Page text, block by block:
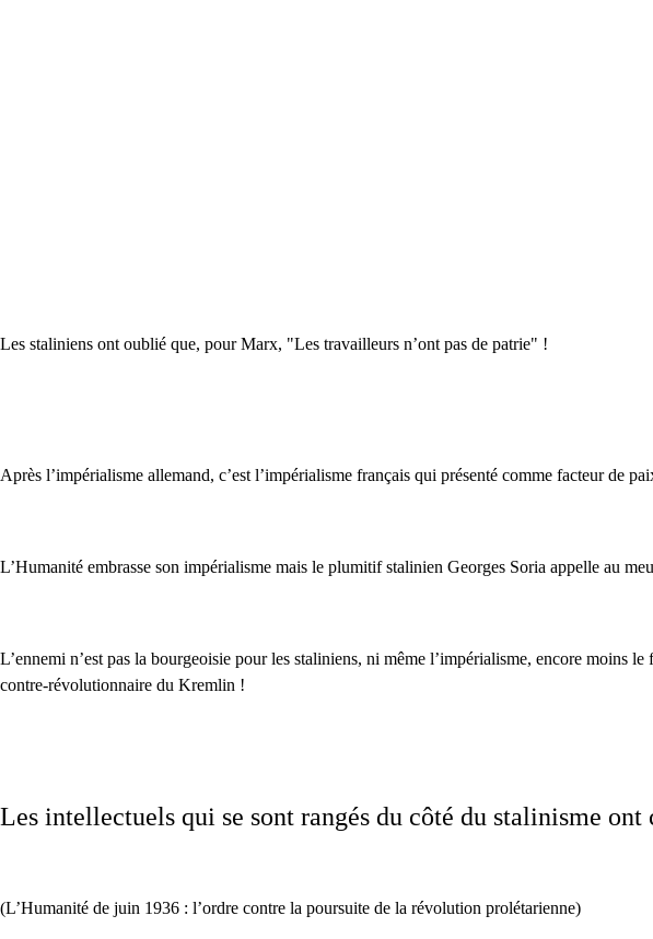
Les staliniens ont oublié que, pour Marx, "Les travailleurs n’ont pas de patrie" !
Après l’impérialisme allemand, c’est l’impérialisme français qui présenté comme facteur de
L’Humanité embrasse son impérialisme mais le plumitif stalinien Georges Soria appelle au
L’ennemi n’est pas la bourgeoisie pour les staliniens, ni même l’impérialisme, encore moins
contre-révolutionnaire du Kremlin !
Les intellectuels qui se sont rangés du côté du stalinisme
(L’Humanité de juin 1936 : l’ordre contre la poursuite de la révolution prolétarienne)